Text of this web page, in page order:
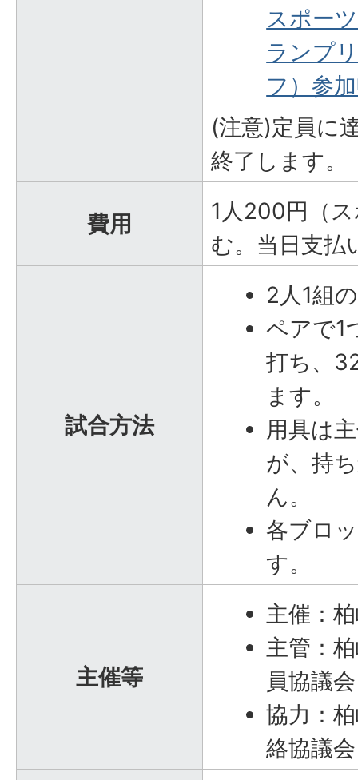
スポー
ランプ
フ）参
(注意)定員に
終了します。
費用
1人200円（
む。当日支払
試合方法
2人1組
ペアで1
打ち、
ます。
用具は
が、持
ん。
各ブロ
す。
主催等
主催：
主管：
員協議会
協力：
絡協議会